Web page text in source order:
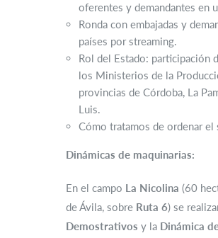
oferentes y demandantes en
Ronda con embajadas y
países por streaming.
Rol del Estado: participación
los Ministerios de la
provincias de Córdoba, La
Luis.
Cómo tratamos de ordenar el
Dinámicas de maquinarias:
En el campo La Nicolina (60
de Ávila, sobre Ruta 6) se
Demostrativos y la Dinámica